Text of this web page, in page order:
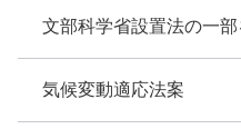
文部科学省設置法の一
気候変動適応法案